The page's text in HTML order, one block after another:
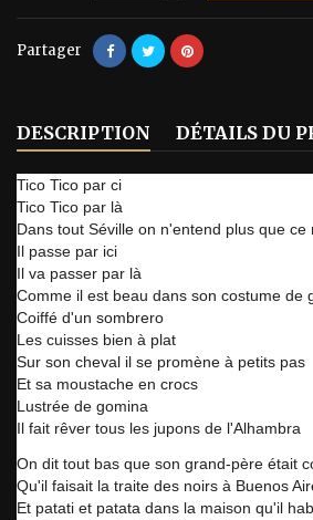
Partager
DESCRIPTION DÉTAILS DU
Tico Tico par ci
Tico Tico par là
Dans tout Séville on n'entend plus que ce
Il passe par ici
Il va passer par là
Comme il est beau dans son costume de
Coiffé d'un sombrero
Les cuisses bien à plat
Sur son cheval il se promène à petits pas
Et sa moustache en crocs
Lustrée de gomina
Il fait rêver tous les jupons de l'Alhambra
On dit tout bas que son grand-père était
Qu'il faisait la traite des noirs à Buenos
Et patati et patata dans la maison qu'il